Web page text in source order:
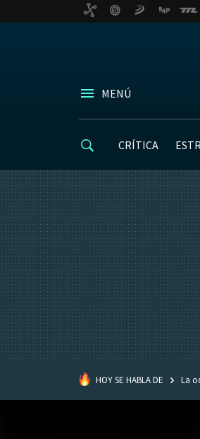
MENÚ
CRÍTICA
HOY SE HABLA DE La